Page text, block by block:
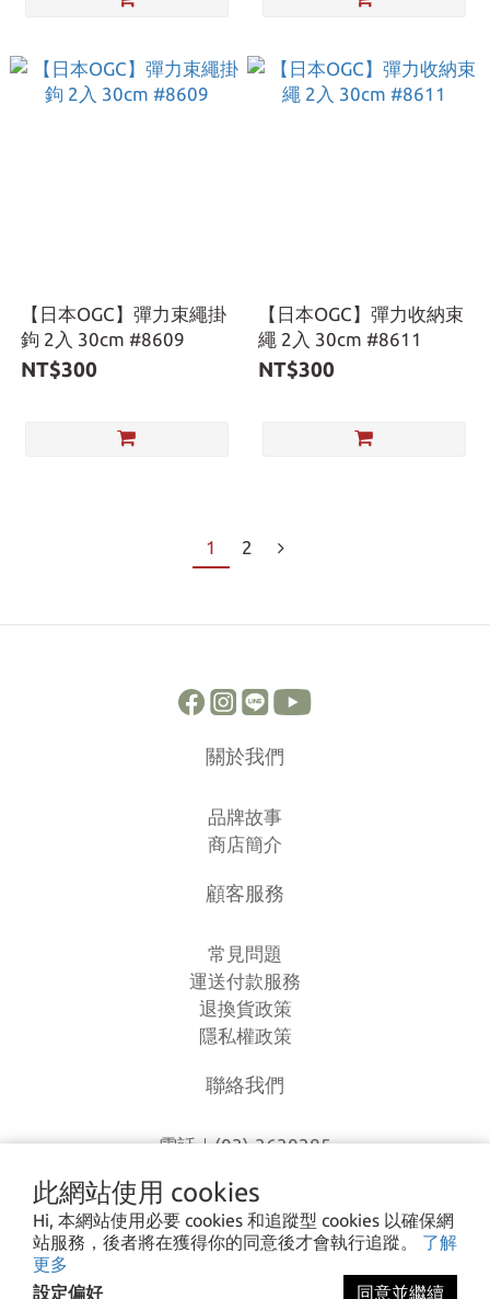
此網站使用 cookies
Hi, 本網站使用必要 cookies 和追蹤型 cookies 以確保網
站服務，後者將在獲得你的同意後才會執行追蹤。 了解
更多
設定偏好
同意並繼續
【日本OGC】彈力束繩掛
鉤 2入 30cm #8609
NT$300
【日本OGC】彈力收納束
繩 2入 30cm #8611
NT$300
1 2
關於我們
品牌故事
商店簡介
顧客服務
常見問題
運送付款服務
退換貨政策
隱私權政策
聯絡我們
電話｜(03)-3630385
信箱｜loverlien@gmail.com
地址｜桃園市八德區和平路1168巷7號